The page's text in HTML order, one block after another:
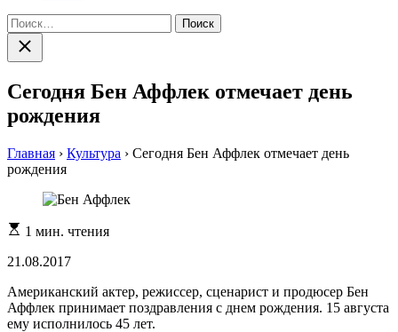
Найти:
Закрыть
поиск
Сегодня Бен Аффлек отмечает день
рождения
Главная › Культура › Сегодня Бен Аффлек отмечает день
рождения
Расчетное
чтения
1 мин. чтения
21.08.2017
Американский актер, режиссер, сценарист и продюсер Бен
Аффлек принимает поздравления с днем рождения. 15 августа
ему исполнилось 45 лет.